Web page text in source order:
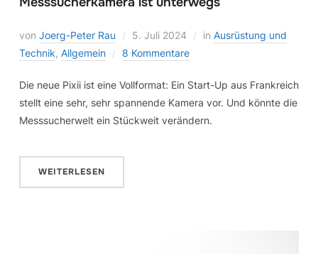
von Joerg-Peter Rau 5. Juli 2024 in Ausrüstung und
Technik, Allgemein 8 Kommentare
Die neue Pixii ist eine Vollformat: Ein Start-Up aus Frankreich
stellt eine sehr, sehr spannende Kamera vor. Und könnte die
Messsucherwelt ein Stückweit verändern.
WEITERLESEN